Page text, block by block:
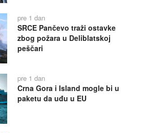
pre 1 dan
SRCE Pančevo traži ostavke
zbog požara u Deliblatskoj
peščari
pre 1 dan
Crna Gora i Island mogle bi u
paketu da uđu u EU